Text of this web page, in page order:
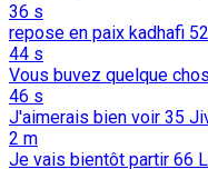
36 s
repose en paix kadhafi 52
44 s
Vous buvez quelque
46 s
J'aimerais bien voir 35
2 m
Je vais bientôt partir 66